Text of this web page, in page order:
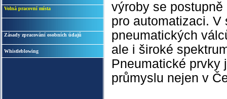
Volná pracovní místa
Zásady zpracování osobních údajů
Whistleblowing
výroby se
pro automatizaci.
pneumatických
ale i široké
Pneumatické prvky
průmyslu nejen v